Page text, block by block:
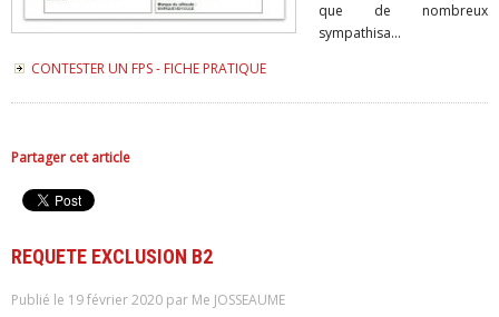
que de nombreux
sympathisa...
CONTESTER UN FPS - FICHE PRATIQUE
Partager cet article
REQUETE EXCLUSION B2
Publié le 19 février 2020 par Me JOSSEAUME